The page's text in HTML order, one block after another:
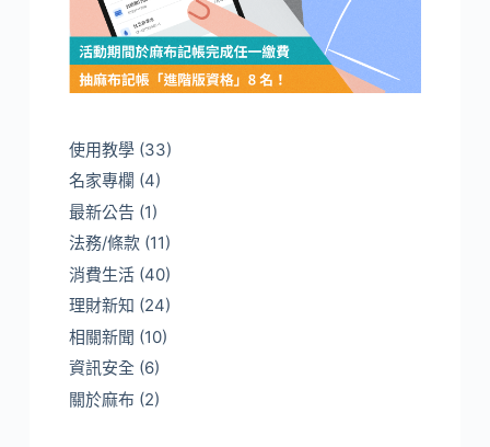
使用教學(33)
名家專欄 (4)
最新公告(1)
法務/條款(11)
消費生活(40)
理財新知 (24)
相關新聞 (10)
資訊安全(6)
關於麻布 (2)